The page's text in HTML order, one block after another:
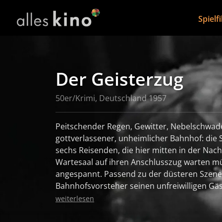
Der Geisterzug
50er/Krimi, Deutschland 1957
Peitschender Regen, Gewitter,
gottverlassener, unheimlicher Bahnhof: die
sechs Reisenden, die hier mitten in der
Wartesaal auf ihren Anschlusszug warten
angespannt. Passend zu der düsteren
Bahnhofsvorsteher seinen unfreiwilligen
Geschichte vom Geisterzug: jede Nacht
Getöse vorbeifahren, seitdem sich vor
weiterlesen